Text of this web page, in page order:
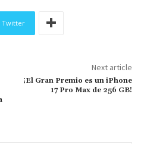
Twitter
Next article
¡El Gran Premio es un iPhone
17 Pro Max de 256 GB!